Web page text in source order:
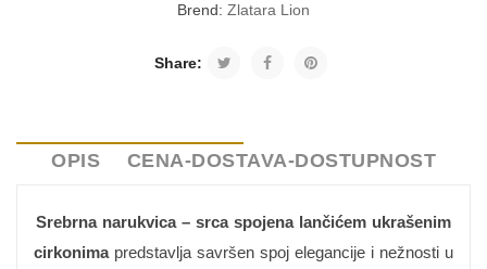
Brend: Zlatara Lion
Share:
OPIS CENA-DOSTAVA-DOSTUPNOST
Srebrna narukvica – srca spojena lančićem ukrašenim
cirkonimapredstavlja savršen spoj elegancije i nežnosti u